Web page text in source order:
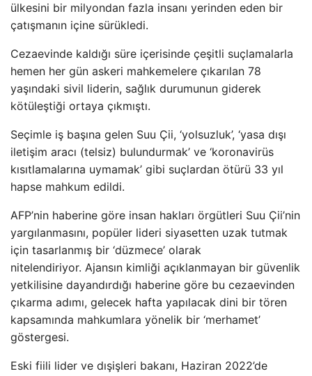
ülkesini bir milyondan fazla insanı yerinden eden bir
çatışmanın içine sürükledi.
Cezaevinde kaldığı süre içerisinde çeşitli suçlamalarla
hemen her gün askeri mahkemelere çıkarılan 78
yaşındaki sivil liderin, sağlık durumunun giderek
kötüleştiği ortaya çıkmıştı.
Seçimle iş başına gelen Suu Çii, ‘yolsuzluk’, ‘yasa dışı
iletişim aracı (telsiz) bulundurmak’ ve ‘koronavirüs
kısıtlamalarına uymamak’ gibi suçlardan ötürü 33 yıl
hapse mahkum edildi.
AFP’nin haberine göre insan hakları örgütleri Suu Çii’nin
yargılanmasını, popüler lideri siyasetten uzak tutmak
için tasarlanmış bir ‘düzmece’ olarak
nitelendiriyor. Ajansın kimliği açıklanmayan bir güvenlik
yetkilisine dayandırdığı haberine göre bu cezaevinden
çıkarma adımı, gelecek hafta yapılacak dini bir tören
kapsamında mahkumlara yönelik bir ‘merhamet’
göstergesi.
Eski fiili lider ve dışişleri bakanı, Haziran 2022’de